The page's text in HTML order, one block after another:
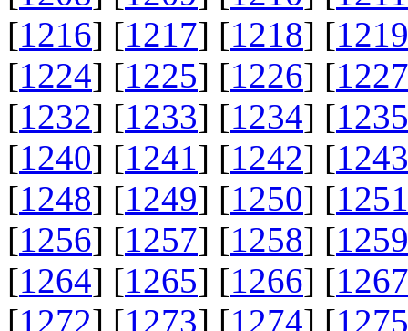
[1216] [1217] [1218] [1219
[1224] [1225] [1226] [1227
[1232] [1233] [1234] [1235
[1240] [1241] [1242] [1243
[1248] [1249] [1250] [1251
[1256] [1257] [1258] [1259
[1264] [1265] [1266] [1267
[1272] [1273] [1274] [1275